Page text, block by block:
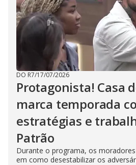
DO R7/17/07/2026
Protagonista! Casa
marca temporada
estratégias e
Patrão
Durante o programa, os
em como desestabilizar os